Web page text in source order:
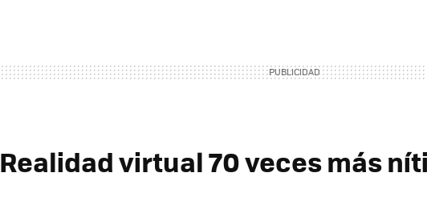
Realidad virtual 70 veces más